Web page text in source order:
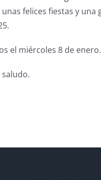
felices fiestas y una
el miércoles 8 de enero.